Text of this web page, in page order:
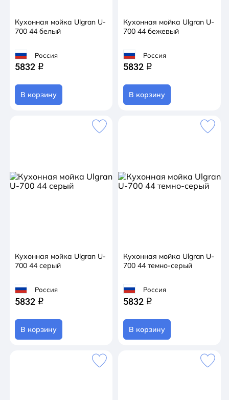
Кухонная мойка Ulgran U-
700 44 белый
Россия
5832 q
В корзину
Кухонная мойка Ulgran U-
700 44 бежевый
Россия
5832 q
В корзину
Кухонная мойка Ulgran U-
700 44 серый
Россия
5832 q
В корзину
Кухонная мойка Ulgran U-
700 44 темно-серый
Россия
5832 q
В корзину